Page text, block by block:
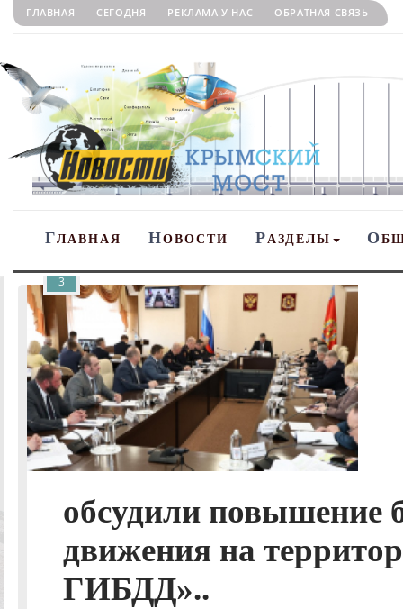
ГЛАВНАЯ СЕГОДНЯ РЕКЛАМА У НАС ОБРАТНАЯ СВЯЗЬ
ГЛАВНАЯ НОВОСТИ РАЗДЕЛЫ О
обсудили повышение
движения на
ГИБДД»..
3